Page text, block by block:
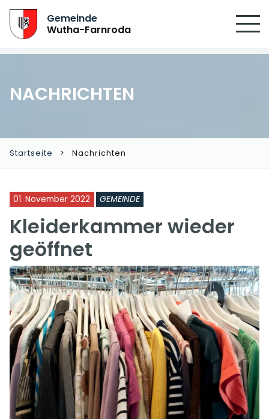
Gemeinde
Wutha-Farnroda
NACHRICHTEN
Startseite Nachrichten
01. November 2022 GEMEINDE
Kleiderkammer wieder
geöffnet